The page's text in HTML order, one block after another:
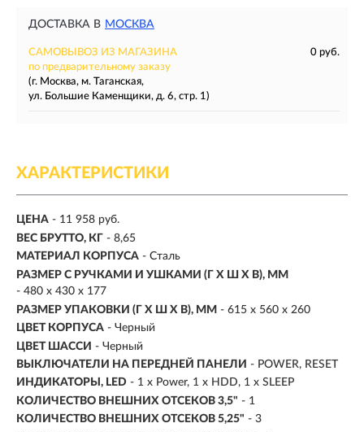
ДОСТАВКА В МОСКВА
САМОВЫВОЗ ИЗ МАГАЗИНА
0 руб.
по предварительному заказу
(г. Москва, м. Таганская,
ул. Большие Каменщики, д. 6, стр. 1)
ХАРАКТЕРИСТИКИ
ЦЕНА - 11 958 руб.
ВЕС БРУТТО, КГ - 8,65
МАТЕРИАЛ КОРПУСА - Сталь
РАЗМЕР С РУЧКАМИ И УШКАМИ (Г X Ш X В), ММ
- 480 x 430 x 177
РАЗМЕР УПАКОВКИ (Г X Ш X B), ММ - 615 x 560 x 260
ЦВЕТ КОРПУСА - Черный
ЦВЕТ ШАССИ - Черный
ВЫКЛЮЧАТЕЛИ НА ПЕРЕДНЕЙ ПАНЕЛИ - POWER, RESET
ИНДИКАТОРЫ, LED - 1 x Power, 1 x HDD, 1 x SLEEP
КОЛИЧЕСТВО ВНЕШНИХ ОТСЕКОВ 3,5" - 1
КОЛИЧЕСТВО ВНЕШНИХ ОТСЕКОВ 5,25" - 3